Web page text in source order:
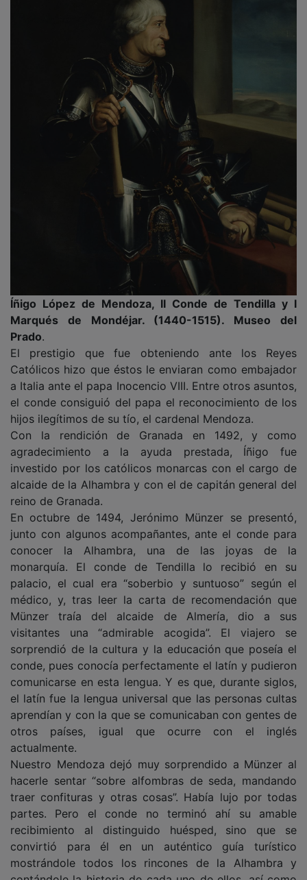
Íñigo López de Mendoza, II Conde de Tendilla y I
Marqués de Mondéjar. (1440-1515). Museo del
Prado.
El prestigio que fue obteniendo ante los Reyes
Católicos hizo que éstos le enviaran como embajador
a Italia ante el papa Inocencio VIII. Entre otros asuntos,
el conde consiguió del papa el reconocimiento de los
hijos ilegítimos de su tío, el cardenal Mendoza.
Con la rendición de Granada en 1492, y como
agradecimiento a la ayuda prestada, Íñigo fue
investido por los católicos monarcas con el cargo de
alcaide de la Alhambra y con el de capitán general del
reino de Granada.
En octubre de 1494, Jerónimo Münzer se presentó,
junto con algunos acompañantes, ante el conde para
conocer la Alhambra, una de las joyas de la
monarquía. El conde de Tendilla lo recibió en su
palacio, el cual era “soberbio y suntuoso” según el
médico, y, tras leer la carta de recomendación que
Münzer traía del alcaide de Almería, dio a sus
visitantes una “admirable acogida”. El viajero se
sorprendió de la cultura y la educación que poseía el
conde, pues conocía perfectamente el latín y pudieron
comunicarse en esta lengua. Y es que, durante siglos,
el latín fue la lengua universal que las personas cultas
aprendían y con la que se comunicaban con gentes de
otros países, igual que ocurre con el inglés
actualmente.
Nuestro Mendoza dejó muy sorprendido a Münzer al
hacerle sentar “sobre alfombras de seda, mandando
traer confituras y otras cosas”. Había lujo por todas
partes. Pero el conde no terminó ahí su amable
recibimiento al distinguido huésped, sino que se
convirtió para él en un auténtico guía turístico
mostrándole todos los rincones de la Alhambra y
contándole la historia de cada uno de ellos, así como